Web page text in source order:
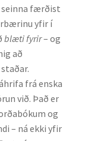
færðist
yfir í
blæti fyrir– og
að
frá enska
við. Það er
og
– ná ekki yfir